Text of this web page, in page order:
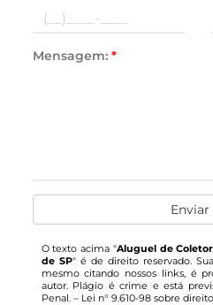
Mensagem: *
Enviar
O texto acima "Aluguel de
de SP" é de direito reservado.
mesmo citando nossos links, é
autor. Plágio é crime e está
Penal. – Lei n° 9.610-98 sobre